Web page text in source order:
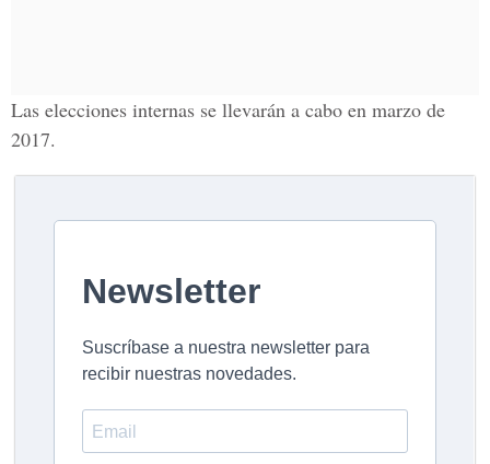
Las elecciones internas se llevarán a cabo en marzo de
2017.